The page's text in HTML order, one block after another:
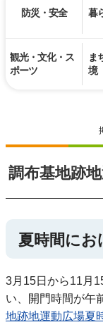
防災・安全 暮
観光・文化・ス
ポーツ
ま
境
調布基地跡
夏時間にお
3月15日から11月
い、開門時間が午
地跡地運動広場夏